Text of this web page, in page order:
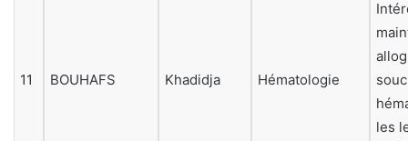
11 BOUHAFS Khadidja Hématologie
les